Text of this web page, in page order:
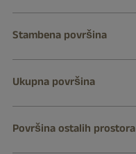
Stambena površina
Ukupna površina
Površina ostalih prostora